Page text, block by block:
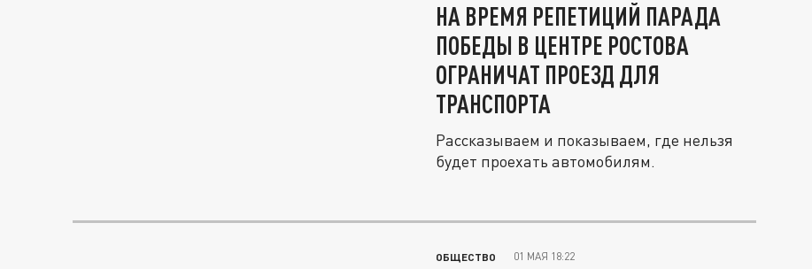
НА ВРЕМЯ РЕПЕТИЦИЙ ПАРАДА
ПОБЕДЫ В ЦЕНТРЕ РОСТОВА
ОГРАНИЧАТ ПРОЕЗД ДЛЯ
ТРАНСПОРТА
Рассказываем и показываем, где нельзя
будет проехать автомобилям.
ОБЩЕСТВО 01 МАЯ 18:22